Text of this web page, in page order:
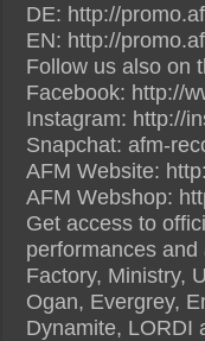
DE: http://
EN: http://
Follow us also on
Facebook: http://
Instagram: http://
Snapchat: afm-
AFM Website:
AFM Webshop:
Get access to
performances
Factory, Ministry,
Ogan, Evergrey,
Dynamite, LORDI